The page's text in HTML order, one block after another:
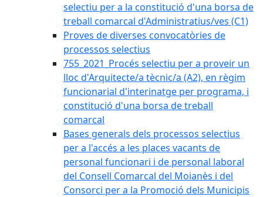
selectiu per a la constitució d'una borsa de
treball comarcal d'Administratius/ves (C1)
Proves de diverses convocatòries de
processos selectius
755_2021_Procés selectiu per a proveir un
lloc d'Arquitecte/a tècnic/a (A2), en règim
funcionarial d'interinatge per programa, i
constitució d'una borsa de treball
comarcal
Bases generals dels processos selectius
per a l'accés a les places vacants de
personal funcionari i de personal laboral
del Consell Comarcal del Moianès i del
Consorci per a la Promoció dels Municipis